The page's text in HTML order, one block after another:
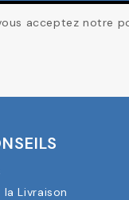
acceptez notre
Livraison